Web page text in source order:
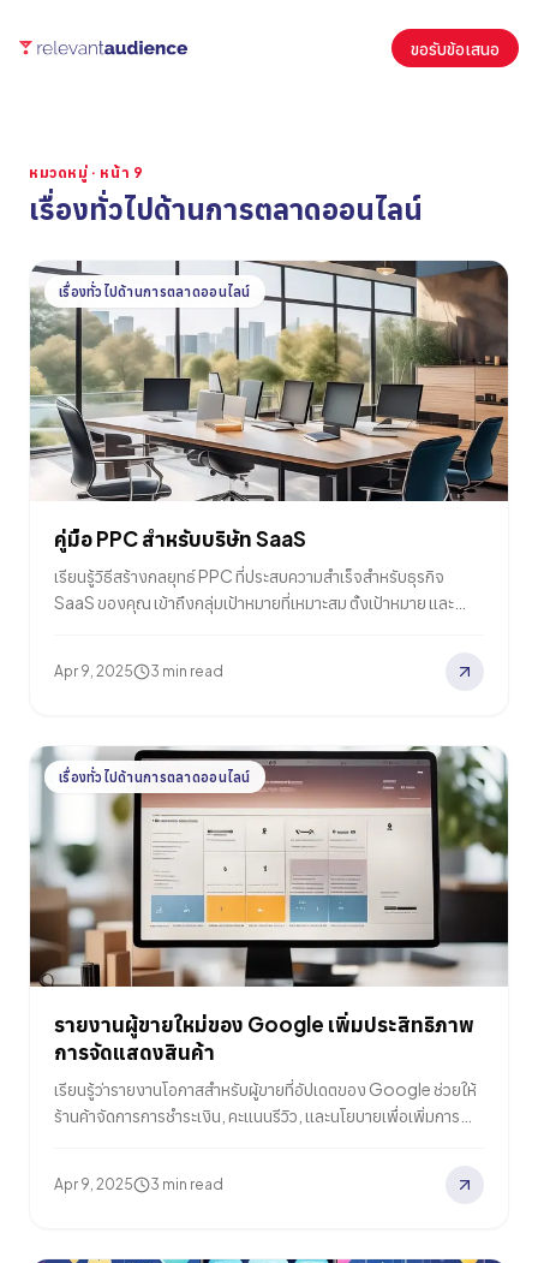
ขอรับข้อเสนอ
หมวดหมู่ · หน้า 9
เรื่องทั่วไปด้านการตลาดออนไลน์
บทความ
เรื่องทั่วไปด้านการตลาดออนไลน์
คู่มือ PPC สำหรับบริษัท SaaS
เรียนรู้วิธีสร้างกลยุทธ์ PPC ที่ประสบความสำเร็จสำหรับธุรกิจ
SaaS ของคุณ เข้าถึงกลุ่มเป้าหมายที่เหมาะสม ตั้งเป้าหมาย และ
Apr 9, 2025 3 min read
เรื่องทั่วไปด้านการตลาดออนไลน์
รายงานผู้ขายใหม่ของ Google เพิ่มประสิทธิภาพ
การจัดแสดงสินค้า
เรียนรู้ว่ารายงานโอกาสสำหรับผู้ขายที่อัปเดตของ Google ช่วยให้
ร้านค้าจัดการการชำระเงิน, คะแนนรีวิว, และนโยบายเพื่อเพิ่มการ
Apr 9, 2025 3 min read